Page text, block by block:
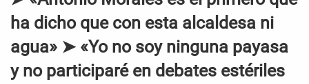
ha dicho que con esta alcaldesa ni
agua» ➤ «Yo no soy ninguna payasa
y no participaré en debates estériles